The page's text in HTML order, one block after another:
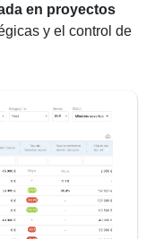
en proyectos
y el control de